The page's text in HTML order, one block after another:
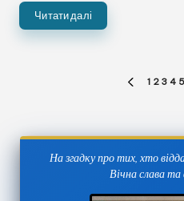
Читати далі
ПОПЕРЕДНЯ
1 2 3 4 5
На згадку про тих, хто
Вічна слава